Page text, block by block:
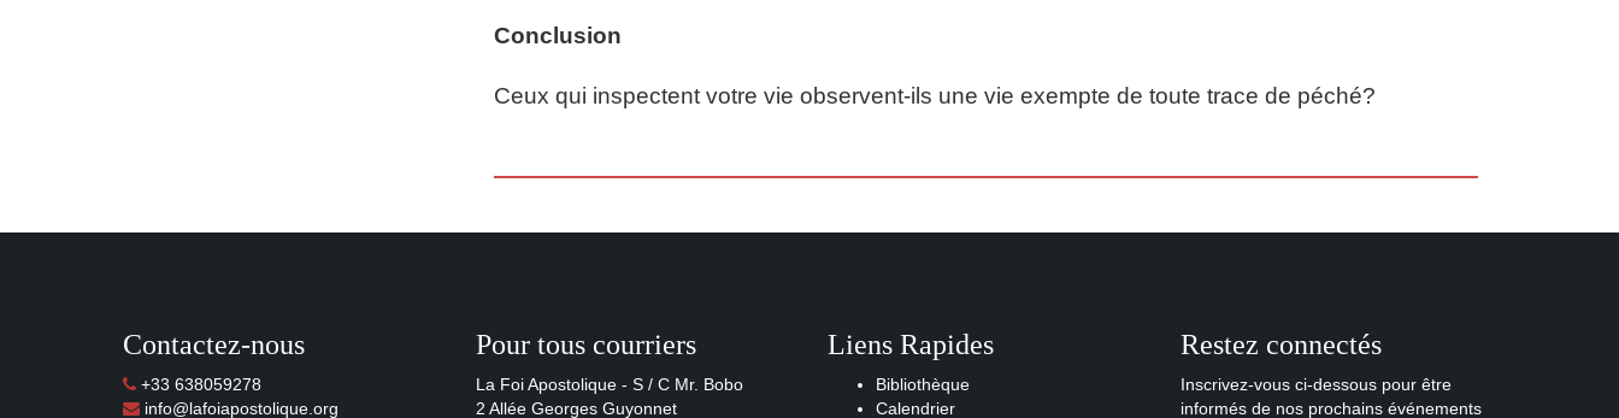
Conclusion
Ceux qui inspectent votre vie observent-ils une vie exempte de toute trace de péché?
Contactez-nous
+33 638059278
info@lafoiapostolique.org
Pour tous courriers
La Foi Apostolique - S / C Mr. Bobo
2 Allée Georges Guyonnet
Liens Rapides
Bibliothèque
Calendrier
Restez connectés
Inscrivez-vous ci-dessous pour être
informés de nos prochains événements